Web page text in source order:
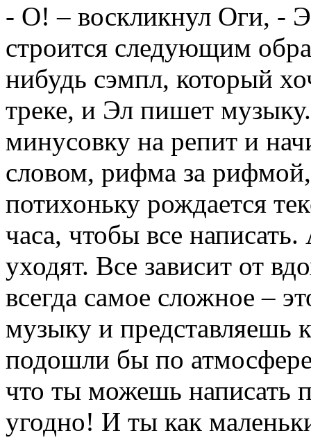
- О! – воскликнул Оги, -
строится следующим
нибудь сэмпл, который
треке, и Эл пишет
минусовку на репит и
словом, рифма за
потихоньку рождается
часа, чтобы все
уходят. Все зависит от
всегда самое сложное –
музыку и представляешь
подошли бы по
что ты можешь написать
угодно! И ты как